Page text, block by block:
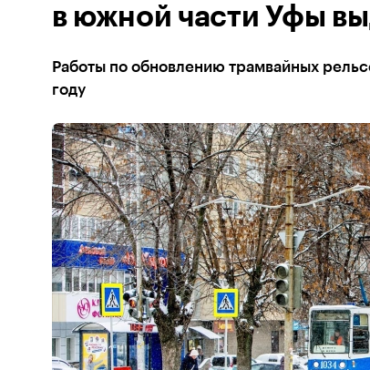
в южной части Уфы
Работы по обновлению трамвайных
году